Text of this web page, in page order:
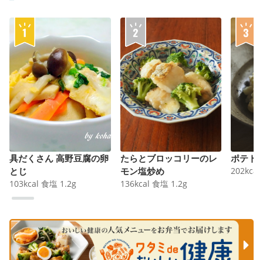
具だくさん 高野豆腐の卵
とじ
103kcal 食塩 1.2g
たらとブロッコリーのレ
モン塩炒め
136kcal 食塩 1.2g
ポテト
202kcal